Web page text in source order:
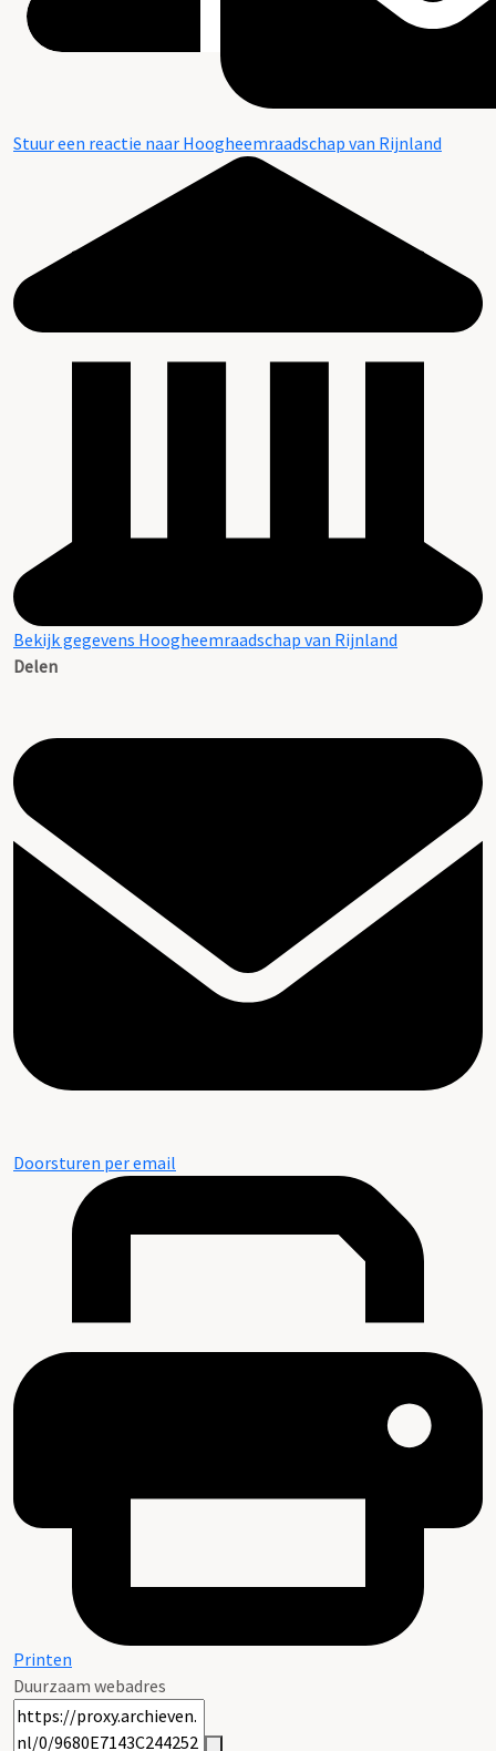
Stuur een reactie naar Hoogheemraadschap van Rijnland
Bekijk gegevens Hoogheemraadschap van Rijnland
Delen
Doorsturen per email
Printen
Duurzaam webadres